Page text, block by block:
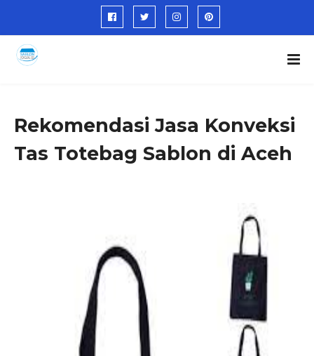
Rekomendasi Jasa Konveksi
Tas Totebag Sablon di Aceh